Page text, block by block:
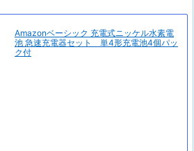
Amazonベーシック 充電式ニッケル水素電
池 急速充電器セット 単4形充電池4個パッ
ク付